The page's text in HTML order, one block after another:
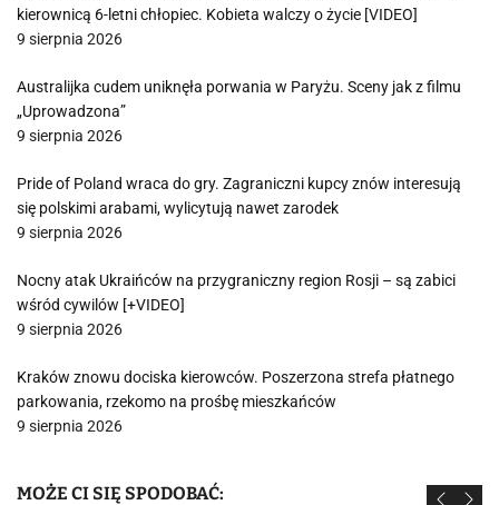
kierownicą 6-letni chłopiec. Kobieta walczy o życie [VIDEO]
9 sierpnia 2026
Australijka cudem uniknęła porwania w Paryżu. Sceny jak z filmu
„Uprowadzona”
9 sierpnia 2026
Pride of Poland wraca do gry. Zagraniczni kupcy znów interesują
się polskimi arabami, wylicytują nawet zarodek
9 sierpnia 2026
Nocny atak Ukraińców na przygraniczny region Rosji – są zabici
wśród cywilów [+VIDEO]
9 sierpnia 2026
Kraków znowu dociska kierowców. Poszerzona strefa płatnego
parkowania, rzekomo na prośbę mieszkańców
9 sierpnia 2026
MOŻE CI SIĘ SPODOBAĆ: